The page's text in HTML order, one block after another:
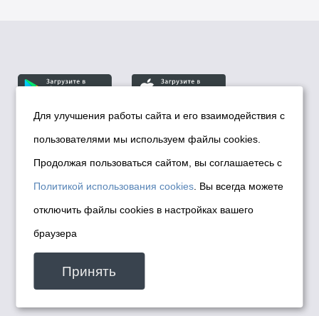
© Департамент информационной политики мэрии
города Новосибирска, 2026
Политика использования Cookies
Политика по обработке персональных
данных в информационных системах
мэрии города Новосибирска
Техническая поддержка сайта -
malinchukvl@mail.ru
Для улучшения работы сайта и его взаимодействия с
пользователями мы используем файлы cookies.
Продолжая пользоваться сайтом, вы соглашаетесь с
Политикой использования cookies . Вы всегда можете
отключить файлы cookies в настройках вашего
браузера
Принять